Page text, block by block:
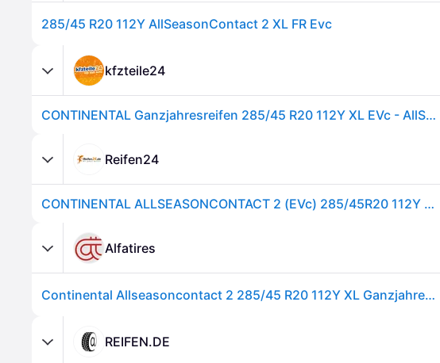
285/45 R20 112Y AllSeasonContact 2 XL FR Evc
kfzteile24
CONTINENTAL Ganzjahresreifen 285/45 R20 112Y XL EVc - AllSeasonContact 2 03200090000
Reifen24
CONTINENTAL ALLSEASONCONTACT 2 (EVc) 285/45R20 112Y (EVc) XL FR BSW
Alfatires
Continental Allseasoncontact 2 285/45 R20 112Y XL Ganzjahresreifen
REIFEN.DE